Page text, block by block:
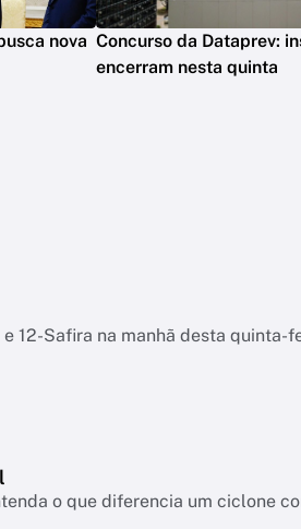
nova Concurso da Dataprev:
encerram nesta quinta
12-Safira na manhã desta quinta-
o que diferencia um ciclone